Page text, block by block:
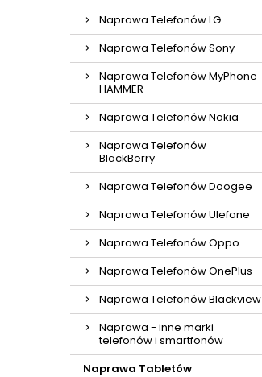
Naprawa Telefonów LG
Naprawa Telefonów Sony
Naprawa Telefonów MyPhone
HAMMER
Naprawa Telefonów Nokia
Naprawa Telefonów
BlackBerry
Naprawa Telefonów Doogee
Naprawa Telefonów Ulefone
Naprawa Telefonów Oppo
Naprawa Telefonów OnePlus
Naprawa Telefonów Blackview
Naprawa - inne marki
telefonów i smartfonów
Naprawa Tabletów